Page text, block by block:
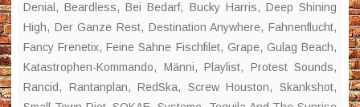
Denial ,Beardless,Bei Bedarf, Bucky Harris, Deep Shining
High, Der Ganze Rest, Destination Anywhere,Fahnenflucht,
Fancy Frenetix,Feine Sahne Fischfilet, Grape, Gulag Beach,
Katastrophen-Kommando, Männi, Playlist, Protest Sounds,
Rancid, Rantanplan,RedSka, Screw Houston,Skankshot,